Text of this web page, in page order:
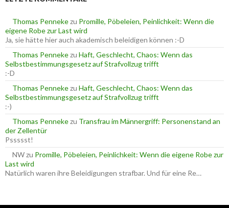
n
c
h
:
Thomas Pennekezu Promille, Pöbeleien, Peinlichkeit: Wenn die
eigene Robe zur Last wird
Ja, sie hätte hier auch akademisch beleidigen können :-D
Thomas Pennekezu Haft, Geschlecht, Chaos: Wenn das
Selbstbestimmungsgesetz auf Strafvollzug trifft
:-D
Thomas Pennekezu Haft, Geschlecht, Chaos: Wenn das
Selbstbestimmungsgesetz auf Strafvollzug trifft
:-)
Thomas Pennekezu Transfrau im Männergriff: Personenstand an
der Zellentür
Pssssst!
NWzu Promille, Pöbeleien, Peinlichkeit: Wenn die eigene Robe zur
Last wird
Natürlich waren ihre Beleidigungen strafbar. Und für eine Re…